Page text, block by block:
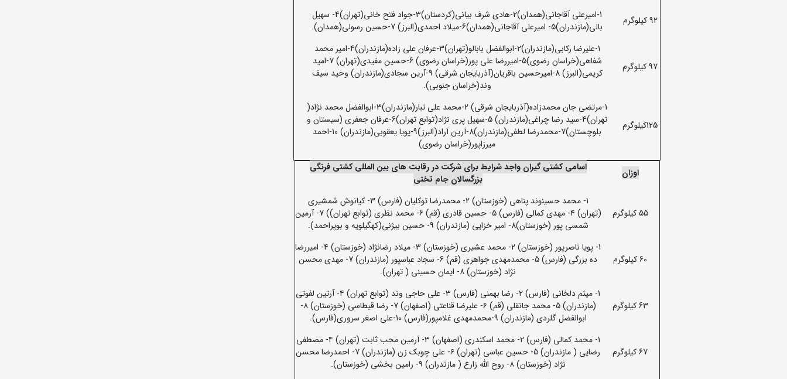
92 کیلوگرم
1-امیرعلی آقاجانی(همدان)2-هادی شرف بیانی(کردستان)3-جواد فتح خانی(تهران)4- سهیل
بالی(مازندران)5- امیرعلی آقاجانی(همدان)6-میلاد احمدی(البرز) 7-حسین رسولی(همدان).
97 کیلوگرم
1-علیرضا رکابی(مازندران)2-ابوالفضل بابالو(تهران)3-عرفان علی زاده(مازندران)4-امیر محمد
شفاهی(خراسان رضوی)5-امیررضا علی پور(خراسان رضوی) 6-حسین مفیدی(تهران) 7-امید
کریمی(البرز) 8-امیرحسین باقریان(آذربایجان شرقی) 9-آرین سجادی(مازندران) وحید سیف
وند(خراسان جنوبی).
125کیلوگرم
1-مرتضی جان محمدزاده(آذربایجان شرقی) 2-محمد علی تبار(مازندران)3-ابوالفضل محمد نژاد(
تهران)4-سید رضا چراغی(مازندران) 5-سهیل پری نژاد(توابع تهران)6-عرفان جعفری (سیستان و
بلوچستان)7-محمدرضا لطفی(مازندران)8-آرین آراد(البرز)9-پویا یعقوبی(مازندران) 10-احمد
میرزاپور(خراسان رضوی)
اوزان
اسامی کشتی گیران واجد شرایط برای شرکت در رقابت های بین المللی کشتی فرنگی
بزرگسالان جام تختی
55 کیلوگرم
1- محمد حسینوند پناهی (خوزستان) 2- محمدرضا توکلیان (فارس) 3- کیانوش شمشیری
(تهران) ۴- مهدی کمالی (فارس) 5- حسین قادری (قم) 6- محمد نظری (توابع تهران)) 7- آرمین
شمسی پور (خوزستان)8- امیر خزایی (مازندران) 9- حسین بیژنی(کهگیلویه و بویراحمد).
60 کیلوگرم
1- پویا ناصرپور (خوزستان) 2- محمد عشیری (خوزستان) 3- میلاد رضانژاد (خوزستان) ۴- امیررضا
ده بزرگی (فارس) 5- محمدمهدی جواهری (قم) 6- سجاد عباسپور (مازندران) 7- مهدی محسن
نژاد (خوزستان) ۸- ایمان حسینی ( تهران).
63 کیلوگرم
1- میثم دلخانی (فارس) 2- رضا بهمنی (فارس) 3- علی حاجی وند (توابع تهران) ۴- آرتین لفوتی
(مازندران) 5- محمد جانقلی (قم) ۶- علیرضا قناعتی (اصفهان) 7- رضا قیطاسی (خوزستان) ۸-
ابوالفضل گلردی (مازندران) 9-محمدمهدی غلامپور(فارس) 10-علی اصغر سروری(فارس).
67 کیلوگرم
1- محمد کمالی (فارس) 2- محمد اسکندری (اصفهان) 3- آرمین محب ثابت (تهران) ۴- مصطفی
رضایی ( مازندران) 5- حسین عباسی (تهران) ۶- علی چوبک زن (مازندران) 7- احمدرضا محسن
نژاد (خوزستان) ۸- روح الله زارع ( مازندران) ۹- رامین بخشی (خوزستان).